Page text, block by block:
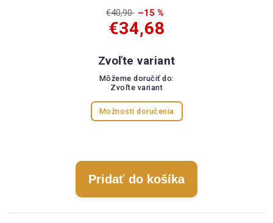
€40,90 –15 %
€34,68
Zvoľte variant
Môžeme doručiť do:
Zvoľte variant
Možnosti doručenia
Pridať do košíka